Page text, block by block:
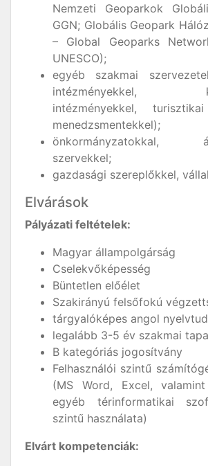
Nemzeti Geoparkok
GGN; Globális Geopark
– Global Geoparks
UNESCO);
egyéb szakmai
intézményekkel,
intézményekkel,
menedzsmentekkel);
önkormányzatokkal,
szervekkel;
gazdasági szereplőkkel,
Elvárások
Pályázati feltételek:
Magyar állampolgárság
Cselekvőképesség
Büntetlen előélet
Szakirányú felsőfokú
tárgyalóképes angol
legalább 3-5 év szakmai
B kategóriás jogosítvány
Felhasználói szintű
(MS Word, Excel,
egyéb térinformatikai
szintű használata)
Elvárt kompetenciák: